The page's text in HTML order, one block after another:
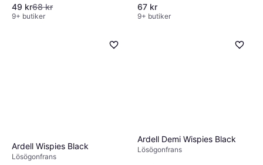
49 kr68 kr
9+ butiker
67 kr
9+ butiker
Ardell Wispies Black
Lösögonfrans
Ardell Demi Wispies Black
Lösögonfrans